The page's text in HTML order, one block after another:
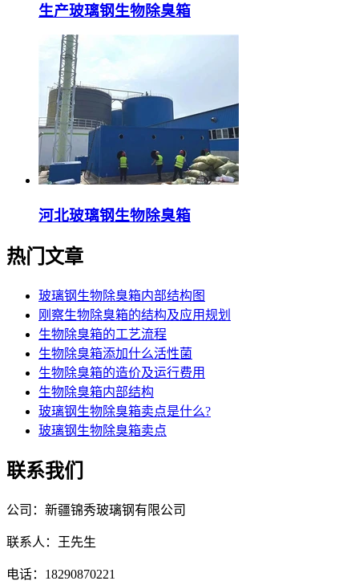
生产玻璃钢生物除臭箱
河北玻璃钢生物除臭箱
热门文章
玻璃钢生物除臭箱内部结构图
刚察生物除臭箱的结构及应用规划
生物除臭箱的工艺流程
生物除臭箱添加什么活性菌
生物除臭箱的造价及运行费用
生物除臭箱内部结构
玻璃钢生物除臭箱卖点是什么?
玻璃钢生物除臭箱卖点
联系我们
公司：新疆锦秀玻璃钢有限公司
联系人：王先生
电话：18290870221